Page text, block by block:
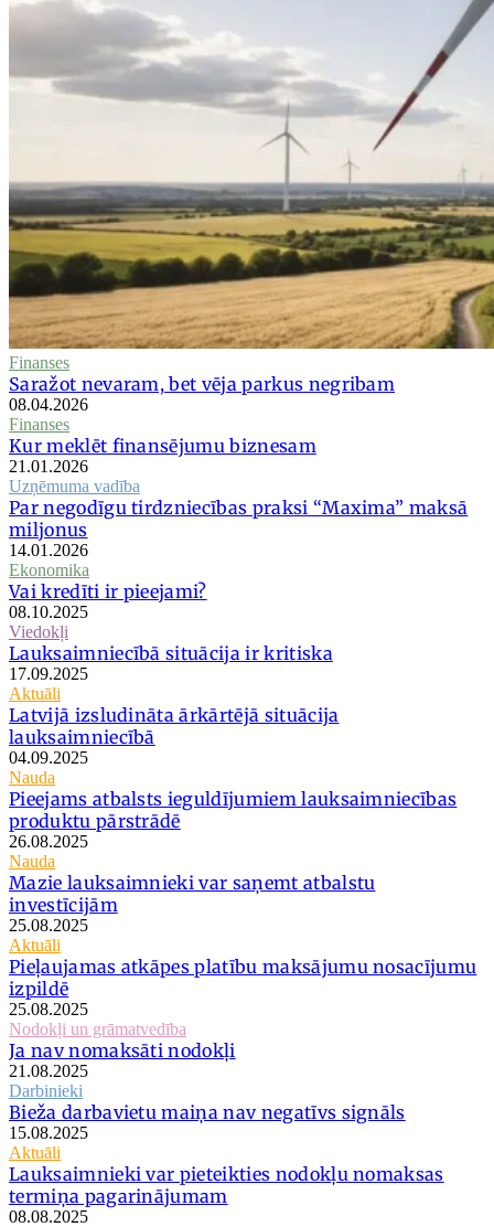
Finanses
Saražot nevaram, bet vēja parkus negribam
08.04.2026
Finanses
Kur meklēt finansējumu biznesam
21.01.2026
Uzņēmuma vadība
Par negodīgu tirdzniecības praksi “Maxima” maksā
miljonus
14.01.2026
Ekonomika
Vai kredīti ir pieejami?
08.10.2025
Viedokļi
Lauksaimniecībā situācija ir kritiska
17.09.2025
Aktuāli
Latvijā izsludināta ārkārtējā situācija
lauksaimniecībā
04.09.2025
Nauda
Pieejams atbalsts ieguldījumiem lauksaimniecības
produktu pārstrādē
26.08.2025
Nauda
Mazie lauksaimnieki var saņemt atbalstu
investīcijām
25.08.2025
Aktuāli
Pieļaujamas atkāpes platību maksājumu nosacījumu
izpildē
25.08.2025
Nodokļi un grāmatvedība
Ja nav nomaksāti nodokļi
21.08.2025
Darbinieki
Bieža darbavietu maiņa nav negatīvs signāls
15.08.2025
Aktuāli
Lauksaimnieki var pieteikties nodokļu nomaksas
termiņa pagarinājumam
08.08.2025